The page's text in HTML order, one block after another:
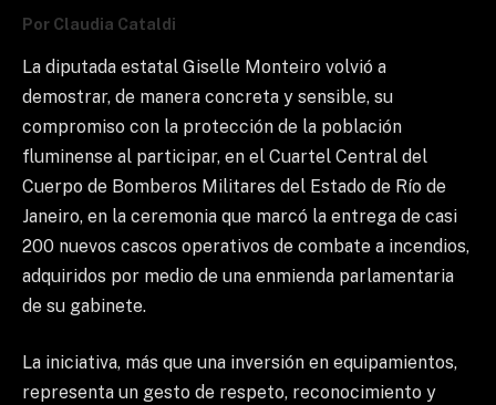
Por Claudia Cataldi
La diputada estatal Giselle Monteiro volvió a
demostrar, de manera concreta y sensible, su
compromiso con la protección de la población
fluminense al participar, en el Cuartel Central del
Cuerpo de Bomberos Militares del Estado de Río de
Janeiro, en la ceremonia que marcó la entrega de casi
200 nuevos cascos operativos de combate a incendios,
adquiridos por medio de una enmienda parlamentaria
de su gabinete.
La iniciativa, más que una inversión en equipamientos,
representa un gesto de respeto, reconocimiento y